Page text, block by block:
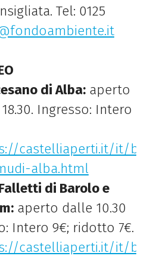
Tel: 0125
di Alba: aperto
Ingresso: Intero
castelliaperti.it/it/
alba.html
di Barolo e
aperto dalle 10.30
Intero 9€; ridotto 7€.
castelliaperti.it/it/